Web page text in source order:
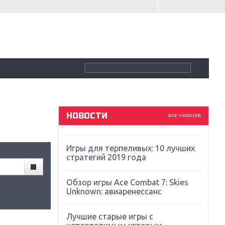
все новости
НОВОСТИ
Souls
Far Cry 5: хвалить нельзя ругать
Игры для терпеливых: 10 лучших
стратегий 2019 года
Обзор игры Ace Combat 7: Skies
Unknown: авиаренессанс
Лучшие старые игры с